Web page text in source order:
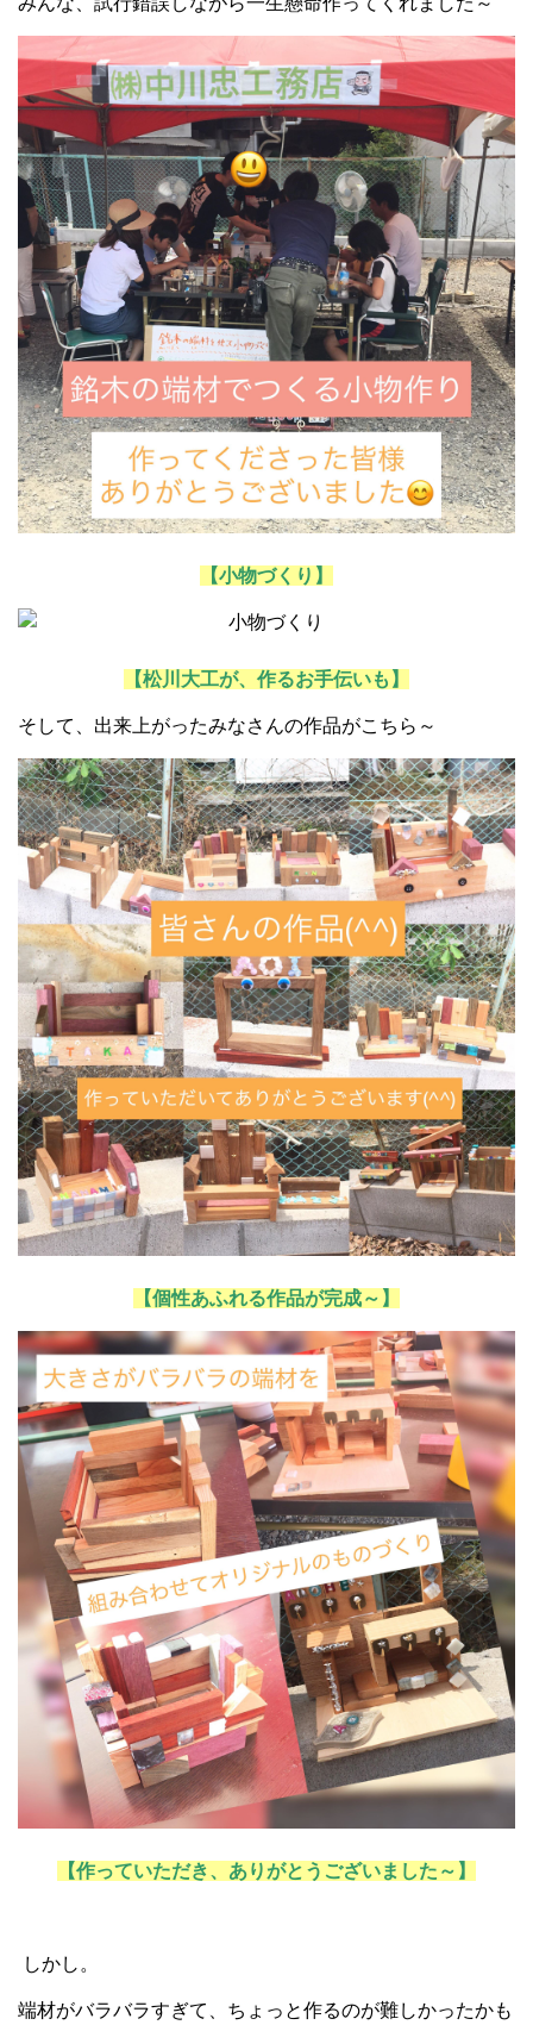
【小物づくり】
【松川大工が、作るお手伝いも】
そして、出来上がったみなさんの作品がこちら～
【個性あふれる作品が完成～】
【作っていただき、ありがとうございました～】
しかし。
端材がバラバラすぎて、ちょっと作るのが難しかったかも